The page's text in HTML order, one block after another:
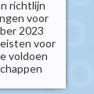
richtlijn
voor
2023
voor
voldoen